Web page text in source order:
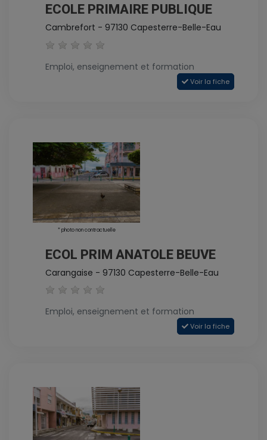
ECOLE PRIMAIRE PUBLIQUE
Cambrefort - 97130 Capesterre-Belle-Eau
Emploi, enseignement et formation
Voir la fiche
* photo non contractuelle
ECOL PRIM ANATOLE BEUVE
Carangaise - 97130 Capesterre-Belle-Eau
Emploi, enseignement et formation
Voir la fiche